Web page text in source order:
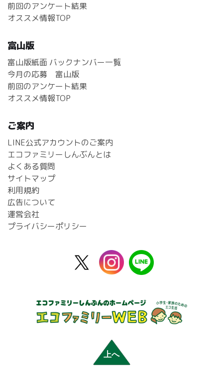
前回のアンケート結果
オススメ情報TOP
富山版
富山版紙面 バックナンバー一覧
今月の応募 富山版
前回のアンケート結果
オススメ情報TOP
ご案内
LINE公式アカウントのご案内
エコファミリーしんぶんとは
よくある質問
サイトマップ
利用規約
広告について
運営会社
プライバシーポリシー
instagram
上へ